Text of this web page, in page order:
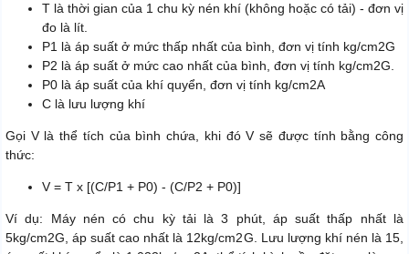
T là thời gian của 1 chu kỳ nén khí (không hoặc có tải) - đơn vị
đo là lít.
P1 là áp suất ở mức thấp nhất của bình, đơn vị tính kg/cm2G
P2 là áp suất ở mức cao nhất của bình, đơn vị tính kg/cm2G.
P0 là áp suất của khí quyển, đơn vị tính kg/cm2A
C là lưu lượng khí
Gọi V là thể tích của bình chứa, khi đó V sẽ được tính bằng công
thức:
V = T x [(C/P1 + P0) - (C/P2 + P0)]
Ví dụ: Máy nén có chu kỳ tải là 3 phút, áp suất thấp nhất là
5kg/cm2G, áp suất cao nhất là 12kg/cm2G. Lưu lượng khí nén là 15,